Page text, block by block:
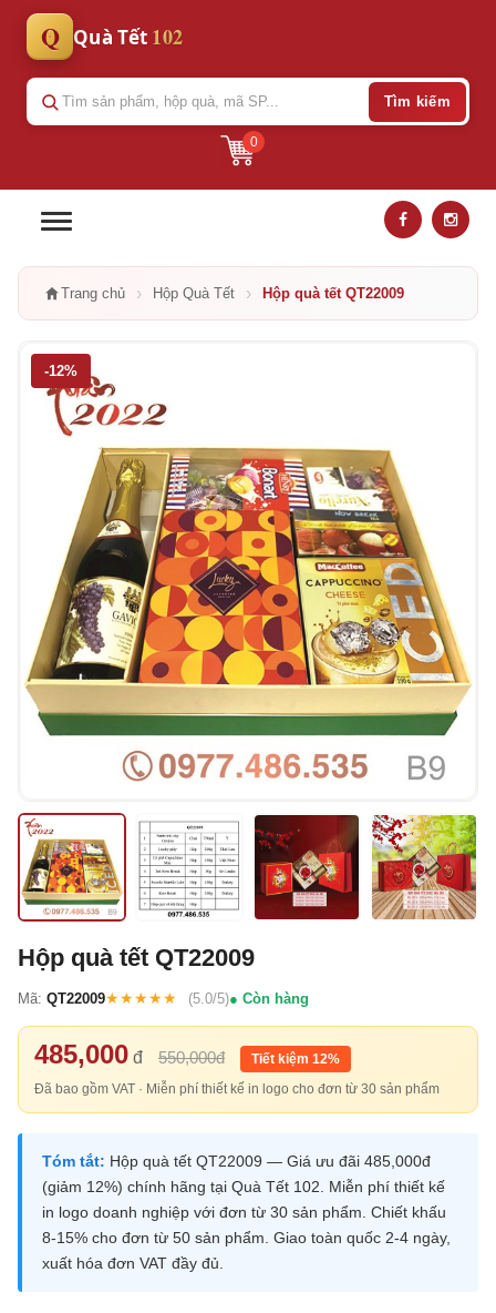
Q Quà Tết 102
0
Tìm kiếm
Trang chủ › Hộp Quà Tết › Hộp quà tết QT22009
-12%
Hộp quà tết QT22009
Mã: QT22009★★★★★ (5.0/5) Còn hàng
485,000 đ 550,000đ
Tiết kiệm 12%
Đã bao gồm VAT · Miễn phí thiết kế in logo cho đơn từ 30 sản phẩm
Tóm tắt: Hộp quà tết QT22009 — Giá ưu đãi 485,000đ
(giảm 12%) chính hãng tại Quà Tết 102. Miễn phí thiết kế
in logo doanh nghiệp với đơn từ 30 sản phẩm. Chiết khấu
8-15% cho đơn từ 50 sản phẩm. Giao toàn quốc 2-4 ngày,
xuất hóa đơn VAT đầy đủ.